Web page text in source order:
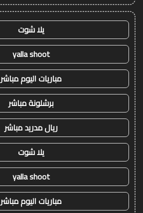
يلا شوت
yalla shoot
مباريات اليوم مباشر
برشلونة مباشر
ريال مدريد مباشر
يلا شوت
yalla shoot
مباريات اليوم مباشر